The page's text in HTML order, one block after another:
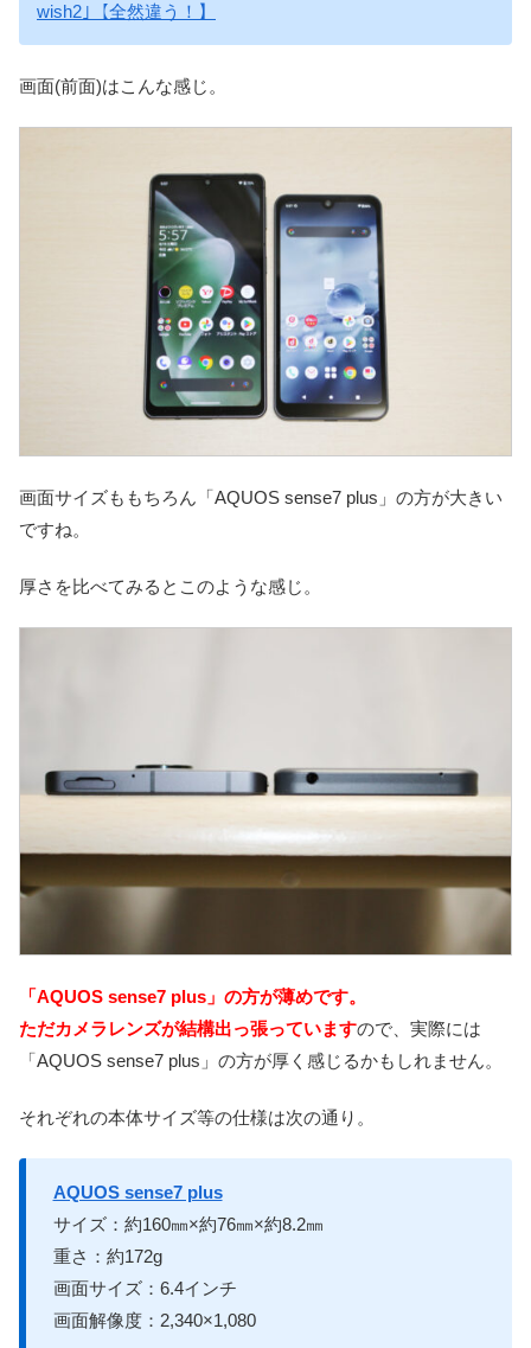
wish2｣【全然違う！】
画面(前面)はこんな感じ。
画面サイズももちろん「AQUOS sense7 plus」の方が大きい
ですね。
厚さを比べてみるとこのような感じ。
「AQUOS sense7 plus」の方が薄めです。
ただカメラレンズが結構出っ張っていますので、実際には
「AQUOS sense7 plus」の方が厚く感じるかもしれません。
それぞれの本体サイズ等の仕様は次の通り。
AQUOS sense7 plus
サイズ：約160㎜×約76㎜×約8.2㎜
重さ：約172g
画面サイズ：6.4インチ
画面解像度：2,340×1,080